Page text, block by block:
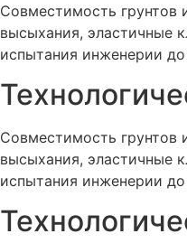
Совместимость
высыхания, эластичные
испытания инженерии
Совместимость
высыхания, эластичные
испытания инженерии